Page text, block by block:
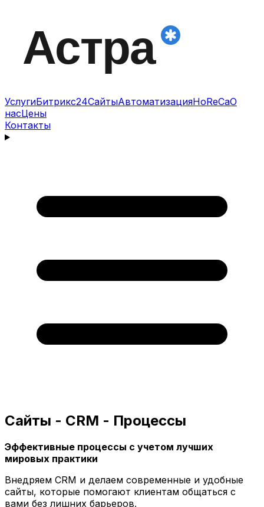
УслугиБитрикс24СайтыАвтоматизацияHoReCaО
насЦены
Контакты
Сайты - CRM - Процессы
Эффективные процессы с учетом лучших
мировых практики
Внедряем CRM и делаем современные и удобные
сайты, которые помогают клиентам общаться с
вами без лишних барьеров.